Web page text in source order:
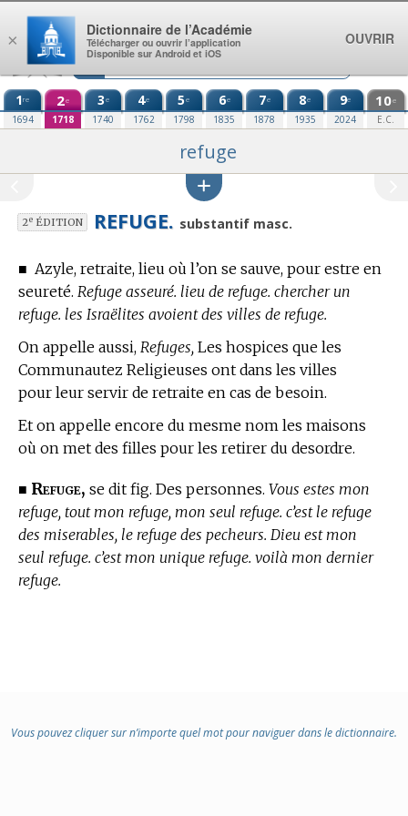
Aller au contenu
1re
1694
2e
1718
3e
1740
4e
1762
5e
1798
6e
1835
7e
1878
8e
1935
9e
2024
10e
E.C.
refuge
2eÉDITION REFUGE. substantif masc.
■ Azyle, retraite, lieu où l’on se sauve, pour estre en
seureté. Refuge asseuré. lieu de refuge. chercher un
refuge. les Israëlites avoient des villes de refuge.
On appelle aussi, Refuges, Les hospices que les
Communautez Religieuses ont dans les villes
pour leur servir de retraite en cas de besoin.
Et on appelle encore du mesme nom les maisons
où on met des filles pour les retirer du desordre.
■ Refuge, se dit fig. Des personnes. Vous estes mon
refuge, tout mon refuge, mon seul refuge. c’est le refuge
des miserables, le refuge des pecheurs. Dieu est mon
seul refuge. c’est mon unique refuge. voilà mon dernier
refuge.
Vous pouvez cliquer sur n’importe quel mot pour naviguer dans le dictionnaire.
×
Dictionnaire de l’Académie
Télécharger ou ouvrir l’application
Disponible sur Android et iOS
OUVRIR